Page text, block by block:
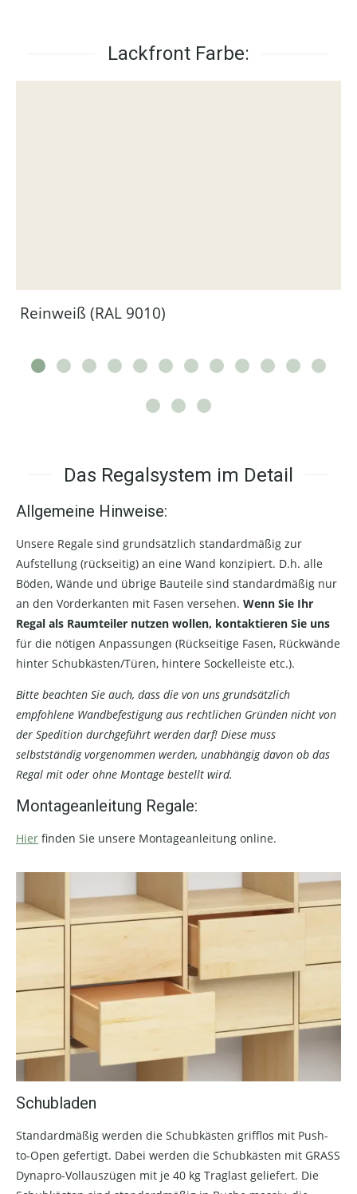
Lackfront Farbe:
Reinweiß (RAL 9010)
Das Regalsystem im Detail
Allgemeine Hinweise:
Unsere Regale sind grundsätzlich standardmäßig zur
Aufstellung (rückseitig) an eine Wand konzipiert. D.h. alle
Böden, Wände und übrige Bauteile sind standardmäßig nur
an den Vorderkanten mit Fasen versehen. Wenn Sie Ihr
Regal als Raumteiler nutzen wollen, kontaktieren Sie uns
für die nötigen Anpassungen (Rückseitige Fasen, Rückwände
hinter Schubkästen/Türen, hintere Sockelleiste etc.).
Bitte beachten Sie auch, dass die von uns grundsätzlich
empfohlene Wandbefestigung aus rechtlichen Gründen nicht von
der Spedition durchgeführt werden darf! Diese muss
selbstständig vorgenommen werden, unabhängig davon ob das
Regal mit oder ohne Montage bestellt wird.
Montageanleitung Regale:
Hier finden Sie unsere Montageanleitung online.
Schubladen
Standardmäßig werden die Schubkästen grifflos mit Push-
to-Open gefertigt. Dabei werden die Schubkästen mit GRASS
Dynapro-Vollauszügen mit je 40 kg Traglast geliefert. Die